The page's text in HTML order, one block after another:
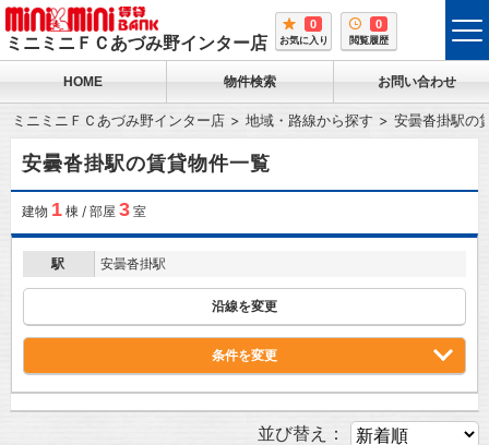
ミニミニＦＣあづみ野インター店
0
お気に入り
0
閲覧履歴
HOME 物件検索 お問い合わせ
ミニミニＦＣあづみ野インター店 地域・路線から探す 安曇沓掛駅の
安曇沓掛駅の賃貸物件一覧
建物 1棟 / 部屋 3室
駅 安曇沓掛駅
沿線を変更
条件を変更
並び替え：